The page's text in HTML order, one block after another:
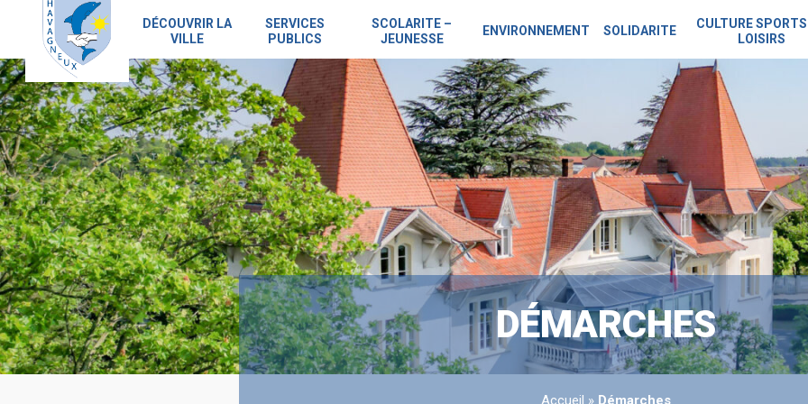
content
DÉCOUVRIR LA
VILLE
SERVICES
PUBLICS
SCOLARITE –
JEUNESSE
ENVIRONNEMENT SOLIDARITE
CULTURE
LOISIRS
DÉMARCHES
Accueil » Démarches